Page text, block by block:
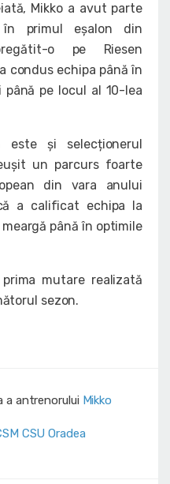
Mikko a avut parte
primul eșalon din
o pe Riesen
condus echipa până în
pe locul al 10-lea
este și selecționerul
un parcurs foarte
din vara anului
a calificat echipa la
până în optimile
mutare realizată
sezon.
a antrenorului Mikko
CSU Oradea